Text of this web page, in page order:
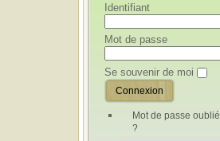
Identifiant
Mot de passe
Se souvenir de moi
Mot de passe oublié
?